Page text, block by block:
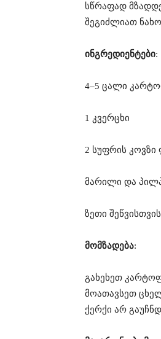
სწრაფად
შეგიძლიათ
ინგრედიენტები:
4–5 ცალი
1 კვერცხი
2 სუფრის კოვზი
მარილი და
ზეთი შეწვისთვის
მომზადება:
გახეხეთ
მოათავსეთ
ქერქი არ